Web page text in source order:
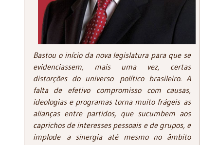
Bastou o início da nova legislatura para que se
evidenciassem, mais uma vez, certas
distorções do universo político brasileiro. A
falta de efetivo compromisso com causas,
ideologias e programas torna muito frágeis as
alianças entre partidos, que sucumbem aos
caprichos de interesses pessoais e de grupos, e
implode a sinergia até mesmo no âmbito